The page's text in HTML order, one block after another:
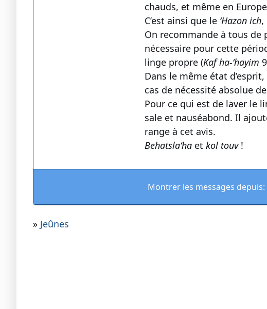
chauds, et même en
C’est ainsi que le ‘Hazon ich,
On recommande à tous
nécessaire pour cette
linge propre (Kaf ha-‘hayim
Dans le même état
cas de nécessité absolue
Pour ce qui est de laver le
sale et nauséabond. Il
range à cet avis.
Behatsla‘haet kol touv!
Montrer les messages depuis:
» Jeûnes